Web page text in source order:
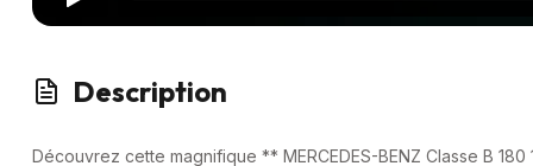
Description
Découvrez cette magnifique ** MERCEDES-BENZ Classe B